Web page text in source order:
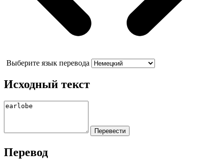
Выберите язык перевода
Исходный текст
Перевод